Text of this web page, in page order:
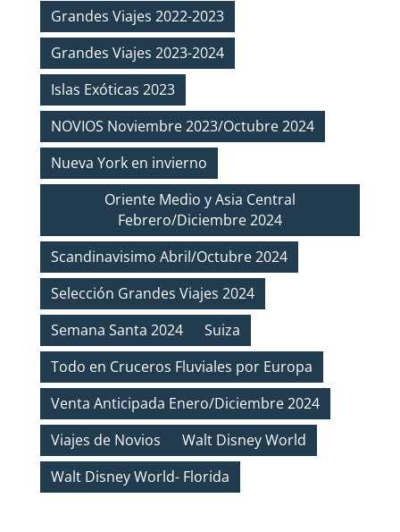
Grandes Viajes 2022-2023
Grandes Viajes 2023-2024
Islas Exóticas 2023
NOVIOS Noviembre 2023/Octubre 2024
Nueva York en invierno
Oriente Medio y Asia Central
Febrero/Diciembre 2024
Scandinavisimo Abril/Octubre 2024
Selección Grandes Viajes 2024
Semana Santa 2024
Suiza
Todo en Cruceros Fluviales por Europa
Venta Anticipada Enero/Diciembre 2024
Viajes de Novios
Walt Disney World
Walt Disney World- Florida